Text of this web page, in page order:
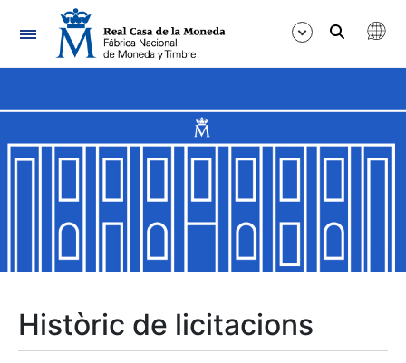
Navegació
Mostra/Amaga
Mostra/Amaga
Mostra/Amaga
Històric de licitacions